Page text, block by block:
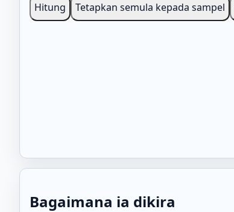
Hitung Tetapkan semula kepada sampel
Bagaimana ia dikira